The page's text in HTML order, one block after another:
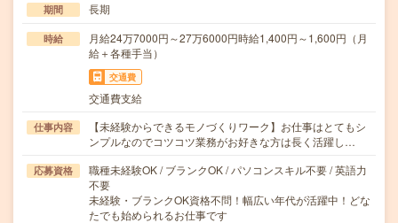
期間 長期
時給
月給24万7000円～27万6000円時給1,400円～1,600円（月
給＋各種手当）
交通費
交通費支給
仕事内容
【未経験からできるモノづくりワーク】お仕事はとてもシ
ンプルなのでコツコツ業務がお好きな方は長く活躍し…
応募資格
職種未経験OK / ブランクOK / パソコンスキル不要 / 英語力
不要
未経験・ブランクOK資格不問！幅広い年代が活躍中！どな
たでも始められるお仕事です